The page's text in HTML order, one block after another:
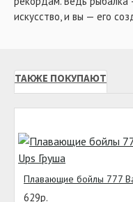
искусство, и вы — его
ТАКЖЕ ПОКУПАЮТ
629р.